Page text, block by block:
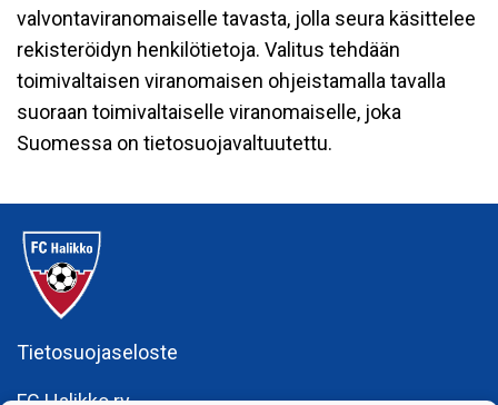
valvontaviranomaiselle tavasta, jolla seura käsittelee
rekisteröidyn henkilötietoja. Valitus tehdään
toimivaltaisen viranomaisen ohjeistamalla tavalla
suoraan toimivaltaiselle viranomaiselle, joka
Suomessa on tietosuojavaltuutettu.
Tietosuojaseloste